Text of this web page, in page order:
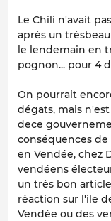
Le Chili n'avait
après un
le lendemain en
pognon... pour 4
On pourrait
dégats, mais
dece
conséquences
en Vendée, chez
vendéens
un très bon
réaction sur l'ile
Vendée ou des